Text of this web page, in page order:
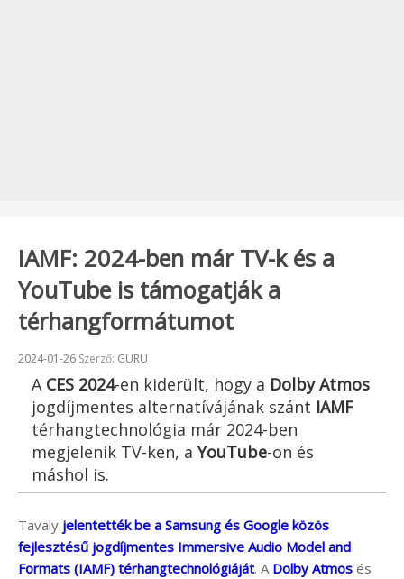
IAMF: 2024-ben már TV-k és a
YouTube is támogatják a
térhangformátumot
Beküldve:
2024-01-26 Szerző: GURU
A CES 2024-en kiderült, hogy a Dolby Atmos
jogdíjmentes alternatívájának szánt IAMF
térhangtechnológia már 2024-ben
megjelenik TV-ken, aYouTube-on és
máshol is.
Tavaly jelentették be a Samsung és Google közös
fejlesztésű jogdíjmentes Immersive Audio Model and
Formats (IAMF) térhangtechnológiáját. A Dolby Atmos és